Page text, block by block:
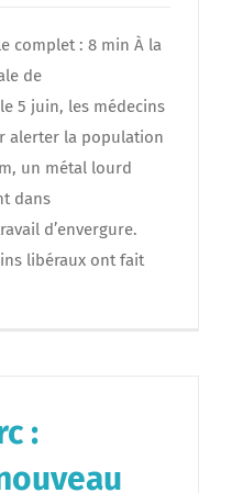
complet : 8 min À la
de
5 juin, les médecins
alerter la population
un métal lourd
dans
d’envergure.
libéraux ont fait
: